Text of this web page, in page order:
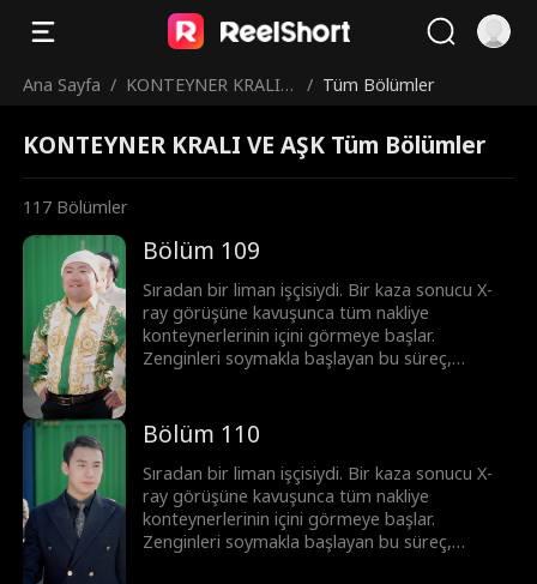
Ana Sayfa / KONTEYNER KRALI V
/ Tüm Bölümler
KONTEYNER KRALI VE AŞK Tüm Bölümler
117 Bölümler
Bölüm 109
Sıradan bir liman işçisiydi. Bir kaza sonucu X-
ray görüşüne kavuşunca tüm nakliye
konteynerlerinin içini görmeye başlar.
Zenginleri soymakla başlayan bu süreç,
imparatorluğunu adım adım inşa ediyor. Bu
sadece şans değil; üstün görüş yeteneği ve
cesaretle yazılmış, sıfırdan zirveye uzanan bir
başarı öyküsü.
Bölüm 110
Sıradan bir liman işçisiydi. Bir kaza sonucu X-
ray görüşüne kavuşunca tüm nakliye
konteynerlerinin içini görmeye başlar.
Zenginleri soymakla başlayan bu süreç,